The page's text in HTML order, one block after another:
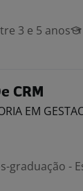
3 e 5 anos
CRM
EM
graduação -